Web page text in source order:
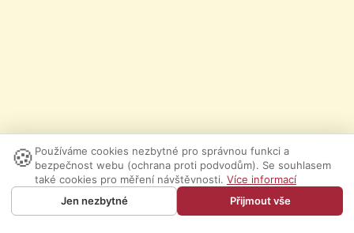
🍪 Používáme cookies nezbytné pro správnou funkci a
bezpečnost webu (ochrana proti podvodům). Se souhlasem
také cookies pro měření návštěvnosti. Více informací
Jen nezbytné
Přijmout vše